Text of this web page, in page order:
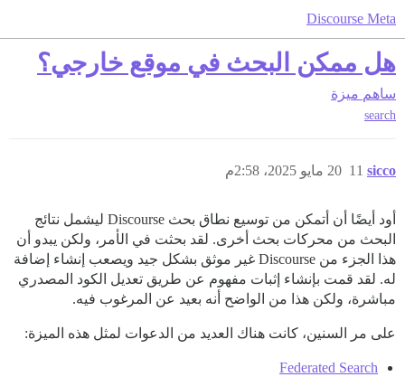
Discourse Meta
هل ممكن البحث في موقع خارجي؟
ساهم ميزة
search
sicco 20 مايو 2025، 2:58م 11
أود أيضًا أن أتمكن من توسيع نطاق بحث Discourse ليشمل نتائج
البحث من محركات بحث أخرى. لقد بحثت في الأمر، ولكن يبدو أن
هذا الجزء من Discourse غير موثق بشكل جيد ويصعب إنشاء إضافة
له. لقد قمت بإنشاء إثبات مفهوم عن طريق تعديل الكود المصدري
مباشرة، ولكن هذا من الواضح أنه بعيد عن المرغوب فيه.
على مر السنين، كانت هناك العديد من الدعوات لمثل هذه الميزة:
Federated Search